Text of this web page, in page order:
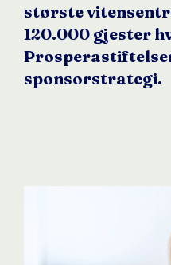
største
120.000 gjester
sponsorstrategi.